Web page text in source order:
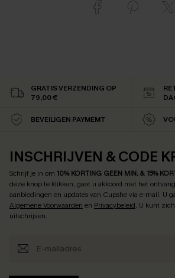
GRATIS VERZENDING OP
79,00 €
BEVEILIGEN PAYMEMT
INSCHRIJVEN & CODE
Schrijf je in om 10% KORTING GEEN MIN. & 15%
deze knop te klikken, gaat u akkoord met het
aanbiedingen en updates van Cupshe via e-mail. U
Algemene Voorwaarden en Privacybeleid. U kunt
uitschrijven.